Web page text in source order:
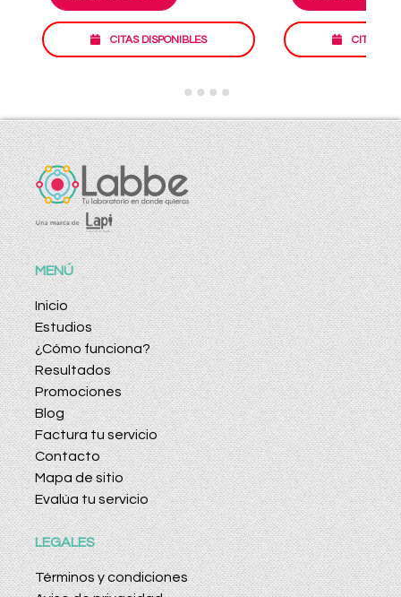
CITAS DISPONIBLES CITAS
MENÚ
Inicio
Estudios
¿Cómo funciona?
Resultados
Promociones
Blog
Factura tu servicio
Contacto
Mapa de sitio
Evalúa tu servicio
LEGALES
Términos y condiciones